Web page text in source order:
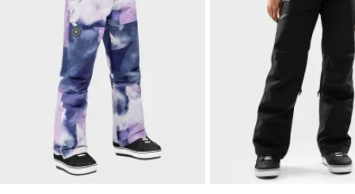
Z vašeho uživatelského účtu můžete jednoduše a rychle
vrátit produkty z vaší objednávky.
Vrácení peněz původní platební metodou Od$9.95